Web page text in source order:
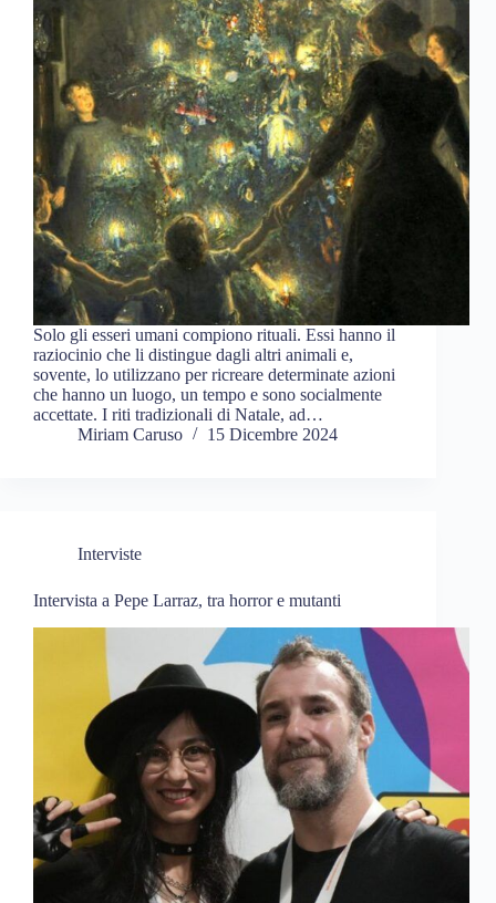
Solo gli esseri umani compiono rituali. Essi hanno il
raziocinio che li distingue dagli altri animali e,
sovente, lo utilizzano per ricreare determinate azioni
che hanno un luogo, un tempo e sono socialmente
accettate. I riti tradizionali di Natale, ad…
Miriam Caruso
15 Dicembre 2024
Interviste
Intervista a Pepe Larraz, tra horror e mutanti